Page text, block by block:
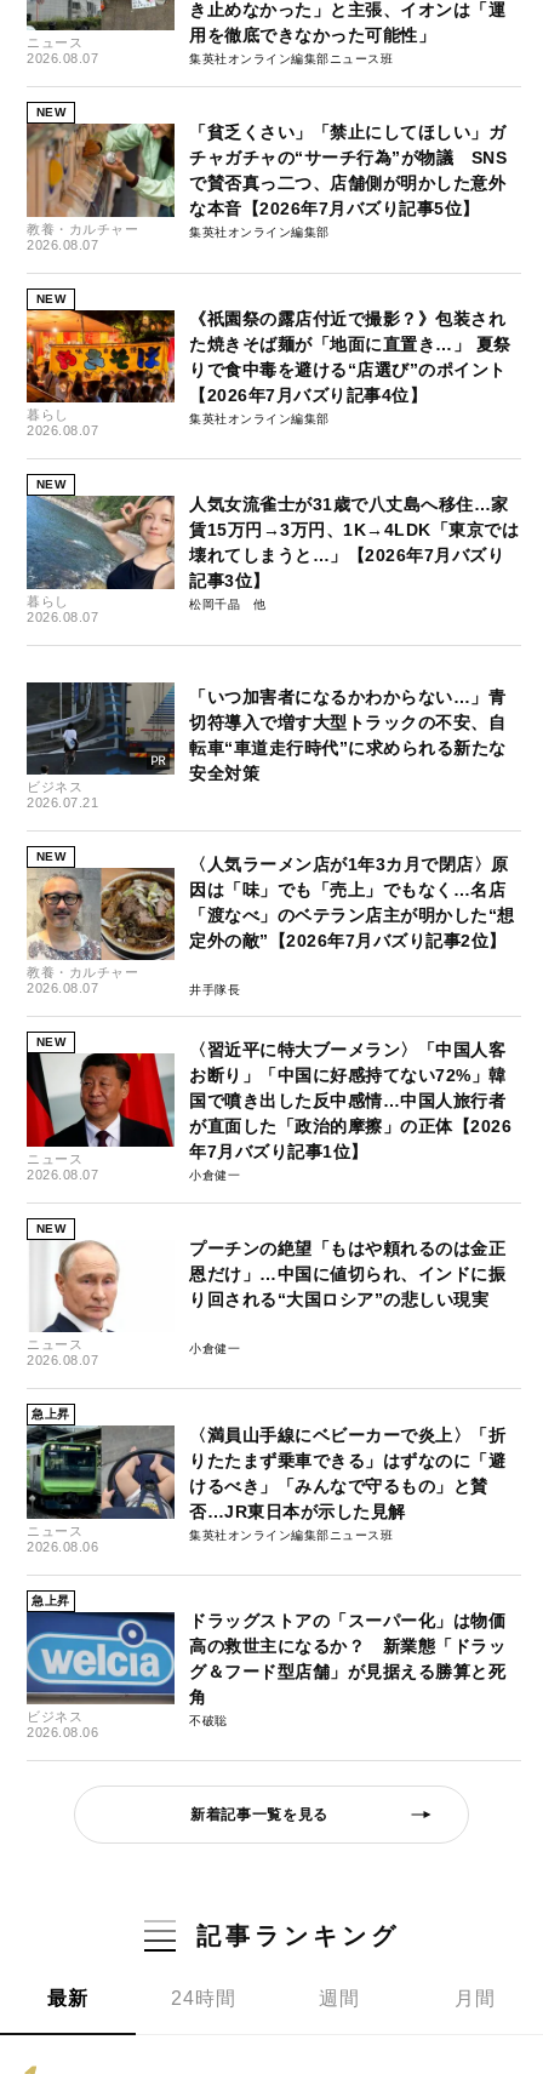
ニュース
2026.08.07
き止めなかった」と主張、イオンは「運
用を徹底できなかった可能性」
集英社オンライン編集部ニュース班
NEW
教養・カルチャー
2026.08.07
「貧乏くさい」「禁止にしてほしい」ガ
チャガチャの“サーチ行為”が物議 SNS
で賛否真っ二つ、店舗側が明かした意外
な本音【2026年7月バズり記事5位】
集英社オンライン編集部
NEW
暮らし
2026.08.07
《祇園祭の露店付近で撮影？》包装され
た焼きそば麺が「地面に直置き…」 夏祭
りで食中毒を避ける“店選び”のポイント
【2026年7月バズり記事4位】
集英社オンライン編集部
NEW
暮らし
2026.08.07
人気女流雀士が31歳で八丈島へ移住…家
賃15万円→3万円、1K→4LDK「東京では
壊れてしまうと…」【2026年7月バズり
記事3位】
松岡千晶
ビジネス
2026.07.21
「いつ加害者になるかわからない…」青
切符導入で増す大型トラックの不安、自
転車“車道走行時代”に求められる新たな
安全対策
NEW
教養・カルチャー
2026.08.07
〈人気ラーメン店が1年3カ月で閉店〉原
因は「味」でも「売上」でもなく…名店
「渡なべ」のベテラン店主が明かした“想
定外の敵”【2026年7月バズり記事2位】
井手隊長
NEW
ニュース
2026.08.07
〈習近平に特大ブーメラン〉「中国人客
お断り」「中国に好感持てない72%」韓
国で噴き出した反中感情…中国人旅行者
が直面した「政治的摩擦」の正体【2026
年7月バズり記事1位】
小倉健一
NEW
ニュース
2026.08.07
プーチンの絶望「もはや頼れるのは金正
恩だけ」…中国に値切られ、インドに振
り回される“大国ロシア”の悲しい現実
小倉健一
急上昇
ニュース
2026.08.06
〈満員山手線にベビーカーで炎上〉「折
りたたまず乗車できる」はずなのに「避
けるべき」「みんなで守るもの」と賛
否…JR東日本が示した見解
集英社オンライン編集部ニュース班
急上昇
ビジネス
2026.08.06
ドラッグストアの「スーパー化」は物価
高の救世主になるか？ 新業態「ドラッ
グ＆フード型店舗」が見据える勝算と死
角
不破聡
新着記事一覧を見る
記事ランキング
最新 24時間 週間 月間